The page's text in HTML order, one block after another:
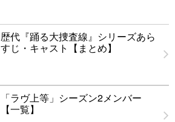
歴代『踊る大捜査線』シリーズあら
すじ・キャスト【まとめ】
「ラヴ上等」シーズン2メンバー
【一覧】